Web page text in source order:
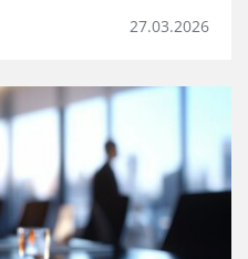
27.03.2026